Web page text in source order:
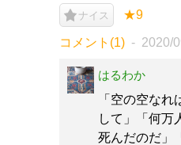
ナイス ★9
コメント(1) 2020/
はるわか
「空の空な
して」「何万
死んだのだ」